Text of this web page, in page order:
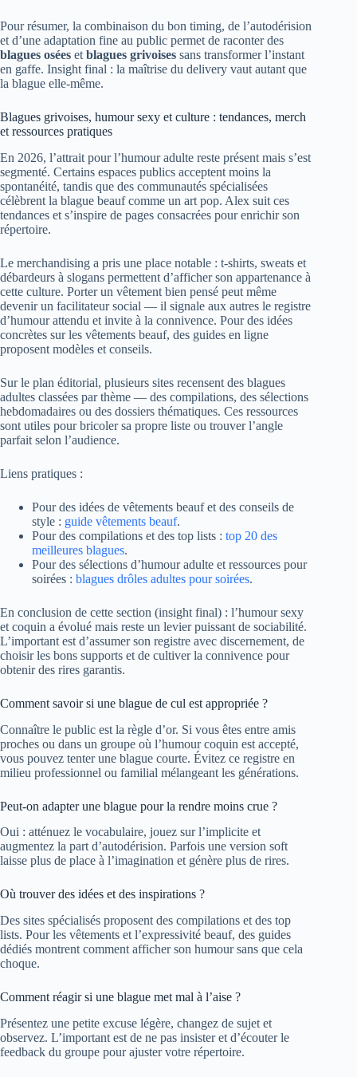
Pour résumer, la combinaison du bon timing, de l’autodérision
et d’une adaptation fine au public permet de raconter des
blagues osées et blagues grivoises sans transformer l’instant
en gaffe. Insight final : la maîtrise du delivery vaut autant que
la blague elle-même.
Blagues grivoises, humour sexy et culture : tendances, merch
et ressources pratiques
En 2026, l’attrait pour l’humour adulte reste présent mais s’est
segmenté. Certains espaces publics acceptent moins la
spontanéité, tandis que des communautés spécialisées
célèbrent la blague beauf comme un art pop. Alex suit ces
tendances et s’inspire de pages consacrées pour enrichir son
répertoire.
Le merchandising a pris une place notable : t-shirts, sweats et
débardeurs à slogans permettent d’afficher son appartenance à
cette culture. Porter un vêtement bien pensé peut même
devenir un facilitateur social — il signale aux autres le registre
d’humour attendu et invite à la connivence. Pour des idées
concrètes sur les vêtements beauf, des guides en ligne
proposent modèles et conseils.
Sur le plan éditorial, plusieurs sites recensent des blagues
adultes classées par thème — des compilations, des sélections
hebdomadaires ou des dossiers thématiques. Ces ressources
sont utiles pour bricoler sa propre liste ou trouver l’angle
parfait selon l’audience.
Liens pratiques :
Pour des idées de vêtements beauf et des conseils de
style : guide vêtements beauf.
Pour des compilations et des top lists : top 20 des
meilleures blagues.
Pour des sélections d’humour adulte et ressources pour
soirées : blagues drôles adultes pour soirées.
En conclusion de cette section (insight final) : l’humour sexy
et coquin a évolué mais reste un levier puissant de sociabilité.
L’important est d’assumer son registre avec discernement, de
choisir les bons supports et de cultiver la connivence pour
obtenir des rires garantis.
Comment savoir si une blague de cul est appropriée ?
Connaître le public est la règle d’or. Si vous êtes entre amis
proches ou dans un groupe où l’humour coquin est accepté,
vous pouvez tenter une blague courte. Évitez ce registre en
milieu professionnel ou familial mélangeant les générations.
Peut-on adapter une blague pour la rendre moins crue ?
Oui : atténuez le vocabulaire, jouez sur l’implicite et
augmentez la part d’autodérision. Parfois une version soft
laisse plus de place à l’imagination et génère plus de rires.
Où trouver des idées et des inspirations ?
Des sites spécialisés proposent des compilations et des top
lists. Pour les vêtements et l’expressivité beauf, des guides
dédiés montrent comment afficher son humour sans que cela
choque.
Comment réagir si une blague met mal à l’aise ?
Présentez une petite excuse légère, changez de sujet et
observez. L’important est de ne pas insister et d’écouter le
feedback du groupe pour ajuster votre répertoire.